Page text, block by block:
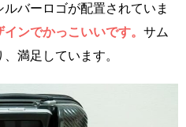
バーロゴが配置されていま
ンでかっこいいです。 サム
満足しています。